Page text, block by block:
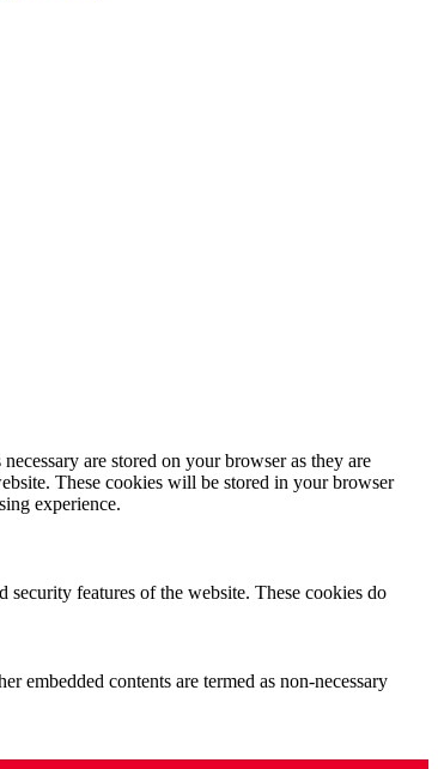
are stored on your browser as they are
These cookies will be stored in your browser
experience.
features of the website. These cookies do
embedded contents are termed as non-necessary